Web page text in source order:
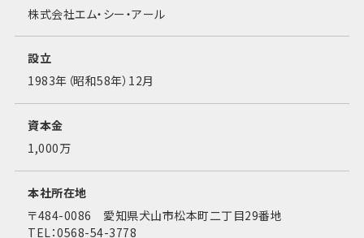
株式会社エム・シー・アール
設立
1983年（昭和58年）12月
資本金
1,000万
本社所在地
〒484-0086 愛知県犬山市松本町二丁目29番地
TEL：0568-54-3778